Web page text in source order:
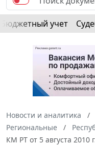
Бюджетный учет
Новости и аналитика
Региональные
КМ РТ от 5 августа 2010